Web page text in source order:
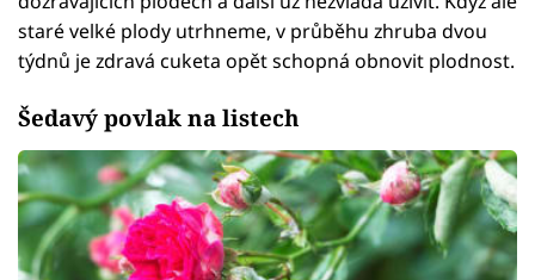
staré velké plody utrhneme, v průběhu zhruba dvou
týdnů je zdravá cuketa opět schopná obnovit plodnost.
Šedavý povlak na listech